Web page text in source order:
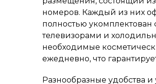
номеров. Каждый из них
полностью
телевизорами и
необходимые
ежедневно, что
Разнообразные удобства и